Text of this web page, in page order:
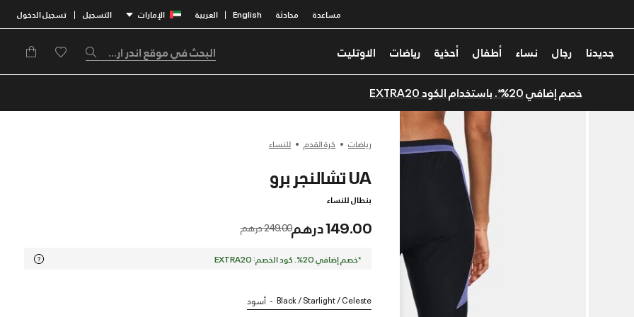
مساعدة محادثة English
| العربية الإمارات التسجيل | تسجيل الدخول
جديدنا رجال نساء أطفال أحذية رياضات الاوتليت
خصم إضافي 20%*. باستخدام الكود EXTRA20
رياضات كرة القدم للنساء
UA تشالنجر برو
بنطال للنساء
149.00 درهم Price reduced from
249.00 درهم to
*خصم إضافي 20%. كود الخصم: EXTRA20
Black / Starlight / Celeste أسود